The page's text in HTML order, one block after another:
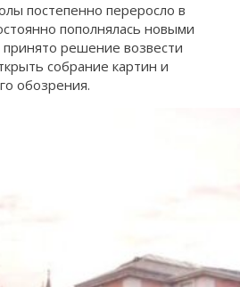
постепенно переросло в
пополнялась новыми
решение возвести
собрание картин и
обозрения.